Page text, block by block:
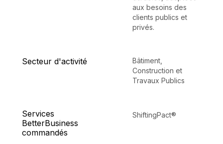
aux besoins des
clients publics et
privés.
Secteur d'activité
Bâtiment,
Construction et
Travaux Publics
Services
BetterBusiness
commandés
ShiftingPact®